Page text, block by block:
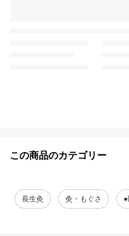
この商品のカテゴリー
長生灸 灸・もぐさ